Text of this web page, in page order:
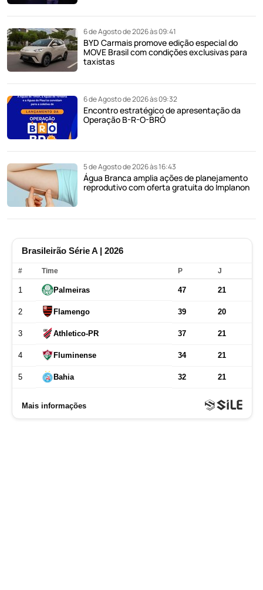
6 de Agosto de 2026 às 09:41
BYD Carmais promove edição especial do
MOVE Brasil com condições exclusivas para
taxistas
6 de Agosto de 2026 às 09:32
Encontro estratégico de apresentação da
Operação B-R-O-BRÓ
5 de Agosto de 2026 às 16:43
Água Branca amplia ações de planejamento
reprodutivo com oferta gratuita do Implanon